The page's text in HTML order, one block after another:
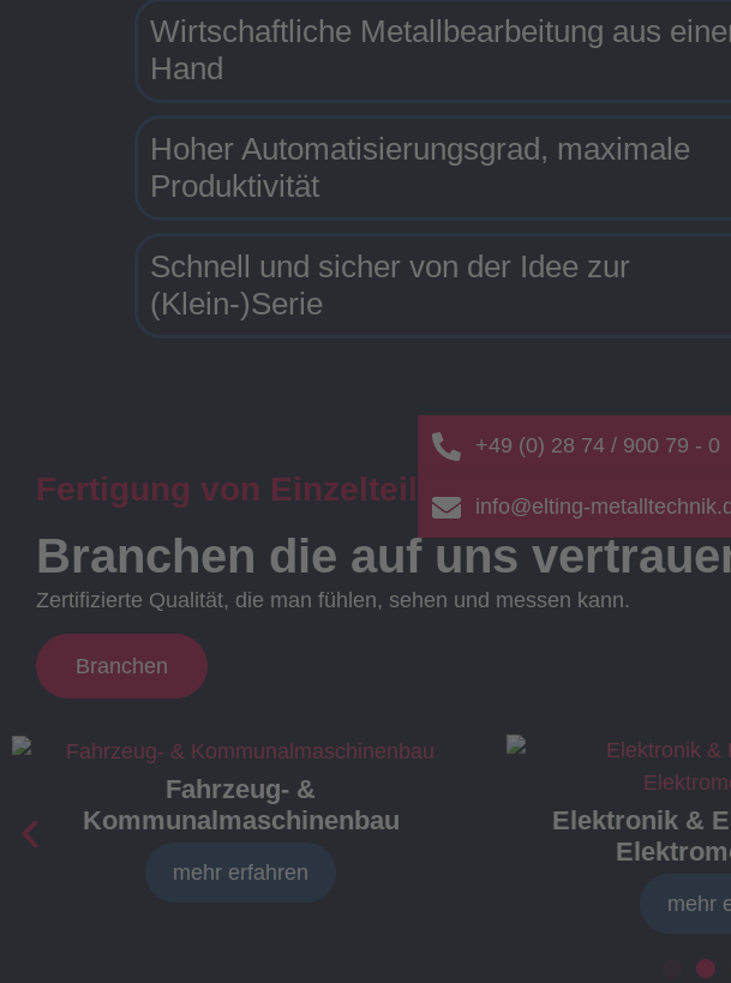
Wirtschaftliche Metallbearbeitung aus
Hand
Hoher Automatisierungsgrad, maximale
Produktivität
Schnell und sicher von der Idee zur
(Klein-)Serie
Fertigung von Einzelteilen und
Branchen die auf uns
Zertifizierte Qualität, die man fühlen, sehen und messen kann.
Branchen
Fahrzeug- &
Kommunalmaschinenbau
mehr erfahren
Elektronik &
mehr
+49 (0) 28 74 / 900 79 - 0
info@elting-